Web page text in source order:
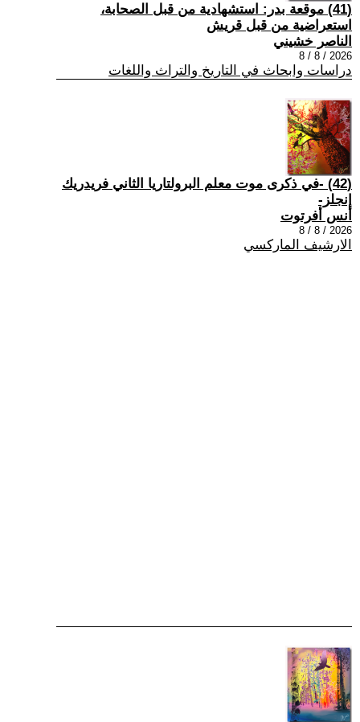
(41) موقعة بدر: استشهادية من قبل الصحابة،
استعراضية من قبل قريش
الناصر خشيني
2026 / 8 / 8
دراسات وابحاث في التاريخ والتراث واللغات
(42) -في ذكرى موت معلم البرولتاريا الثاني فريدريك
إنجلز-
أنس أفرتوت
2026 / 8 / 8
الارشيف الماركسي